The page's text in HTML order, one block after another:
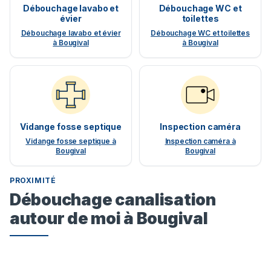
Débouchage lavabo et
évier
Débouchage lavabo et évier
à Bougival
Débouchage WC et
toilettes
Débouchage WC et toilettes
à Bougival
Vidange fosse septique
Vidange fosse septique à
Bougival
Inspection caméra
Inspection caméra à
Bougival
PROXIMITÉ
Débouchage canalisation
autour de moi à Bougival